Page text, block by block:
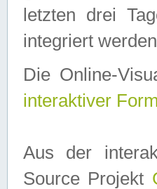
letzten drei
integriert
Die Online-
interaktiver Form
Aus der
Source Projekt